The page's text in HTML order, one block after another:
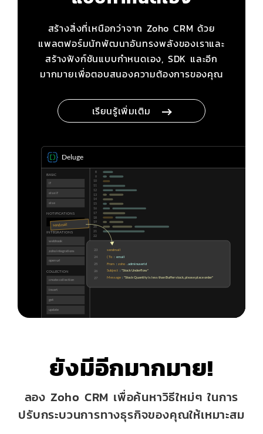
สร้างสิ่งที่เหนือกว่าจาก Zoho CRM ด้วย
แพลตฟอร์มนักพัฒนาอันทรงพลังของเราและ
สร้างฟังก์ชันแบบกำหนดเอง, SDK และอีก
มากมายเพื่อตอบสนองความต้องการของคุณ
เรียนรู้เพิ่มเติม
ยังมีอีกมากมาย!
ลอง Zoho CRM เพื่อค้นหาวิธีใหม่ๆ ในการ
ปรับกระบวนการทางธุรกิจของคุณให้เหมาะสม